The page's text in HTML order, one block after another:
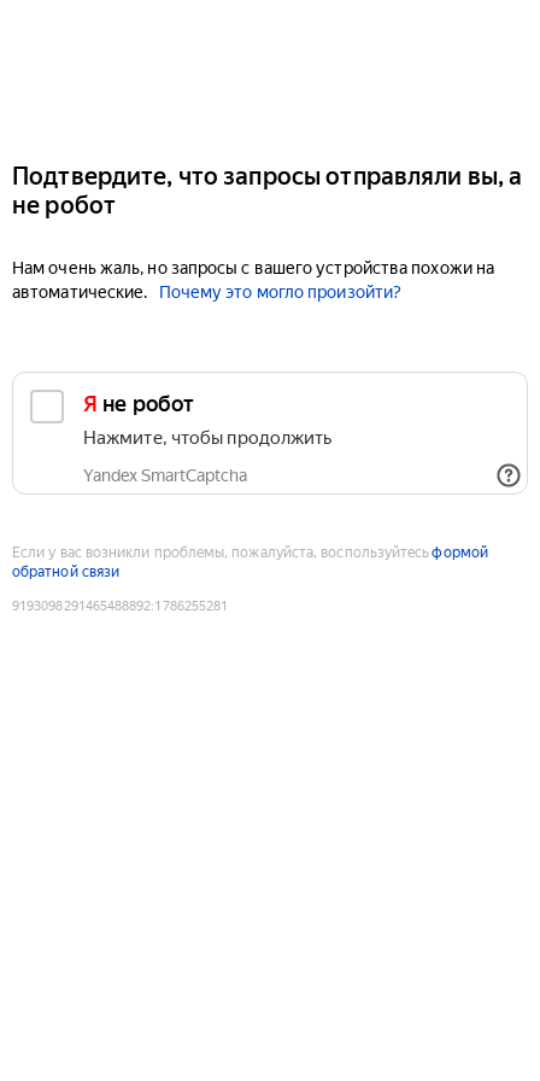
Подтвердите, что запросы отправляли вы, а
не робот
Нам очень жаль, но запросы с вашего устройства похожи на
автоматические.
Почему это могло произойти?
Я не робот
Нажмите, чтобы продолжить
Yandex SmartCaptcha
Если у вас возникли проблемы, пожалуйста, воспользуйтесьформой
обратной связи
9193098291465488892:1786255281